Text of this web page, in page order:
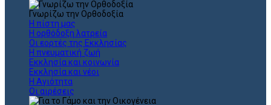
Γνωρίζω την Ορθοδοξία
Η πίστη μας
Η ορθόδοξη λατρεία
Οι εορτές της Εκκλησίας
Η πνευματική ζωή
Εκκλησία και κοινωνία
Εκκλησία και νέοι
Η Αγιότητα
Οι αιρέσεις